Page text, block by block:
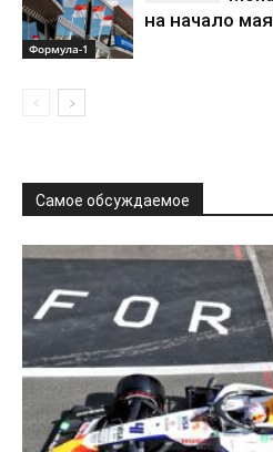
Формула-1
на начало мая
Самое обсуждаемое